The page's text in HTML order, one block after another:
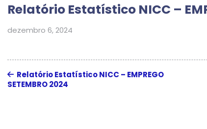
Relatório Estatístico NICC –
dezembro 6, 2024
Relatório Estatístico NICC – EMPREGO
SETEMBRO 2024